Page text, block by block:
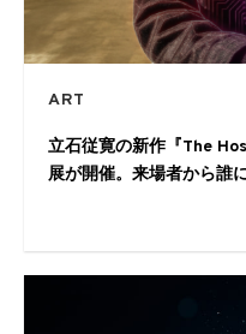
ART
立石従寛の新作『The
展が開催。来場者から誰